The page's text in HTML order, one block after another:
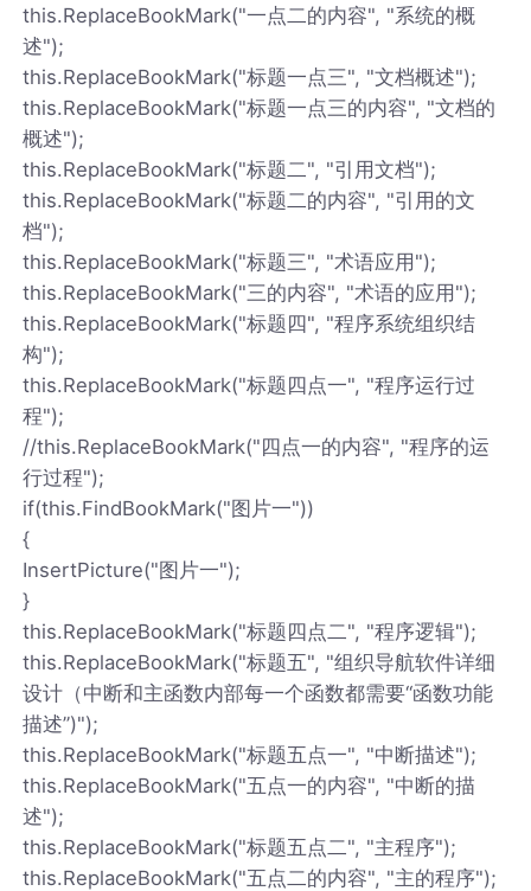
this.ReplaceBookMark("一点二的内容", "系统的概
述");
this.ReplaceBookMark("标题一点三", "文档概述");
this.ReplaceBookMark("标题一点三的内容", "文档的
概述");
this.ReplaceBookMark("标题二", "引用文档");
this.ReplaceBookMark("标题二的内容", "引用的文
档");
this.ReplaceBookMark("标题三", "术语应用");
this.ReplaceBookMark("三的内容", "术语的应用");
this.ReplaceBookMark("标题四", "程序系统组织结
构");
this.ReplaceBookMark("标题四点一", "程序运行过
程");
//this.ReplaceBookMark("四点一的内容", "程序的运
行过程");
if(this.FindBookMark("图片一"))
{
InsertPicture("图片一");
}
this.ReplaceBookMark("标题四点二", "程序逻辑");
this.ReplaceBookMark("标题五", "组织导航软件详细
设计（中断和主函数内部每一个函数都需要“函数功能
描述”)");
this.ReplaceBookMark("标题五点一", "中断描述");
this.ReplaceBookMark("五点一的内容", "中断的描
述");
this.ReplaceBookMark("标题五点二", "主程序");
this.ReplaceBookMark("五点二的内容", "主的程序");